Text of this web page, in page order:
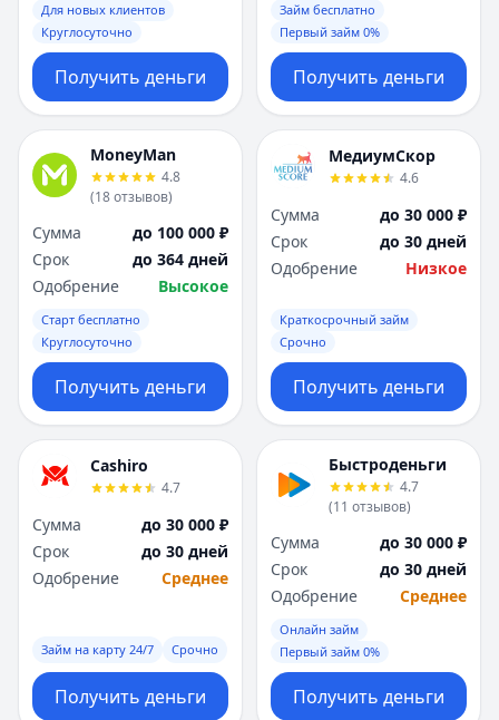
Х
Хабаровск
Ч
Чебоксары
Челябинск
Чита
Я
Ярославль
Вся Россия
Х
Хабаровск
Ч
Чебоксары
Челябинск
Чита
Я
Ярославль
Вся Россия
Для новых клиентов
Круглосуточно
Получить деньги
Займ бесплатно
Первый займ 0%
Получить деньги
MoneyMan
4.8
(18отзывов)
Сумма
до 100 000 ₽
Срок
до 364 дней
Одобрение
Высокое
Старт бесплатно
Круглосуточно
Получить деньги
МедиумСкор
4.6
Сумма
до 30 000 ₽
Срок
до 30 дней
Одобрение
Низкое
Краткосрочный займ
Срочно
Получить деньги
Cashiro
4.7
Сумма
до 30 000 ₽
Срок
до 30 дней
Одобрение
Среднее
Займ на карту 24/7 Срочно
Получить деньги
Быстроденьги
4.7
(11 отзывов)
Сумма
до 30 000 ₽
Срок
до 30 дней
Одобрение
Среднее
Онлайн займ
Первый займ 0%
Получить деньги